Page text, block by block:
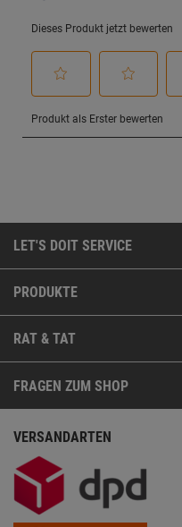
LET'S DOIT SERVICE
PRODUKTE
RAT & TAT
FRAGEN ZUM SHOP
VERSANDARTEN